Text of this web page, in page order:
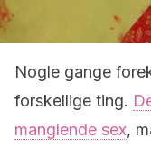
Nogle gange
forskellige ting.
manglende sex,